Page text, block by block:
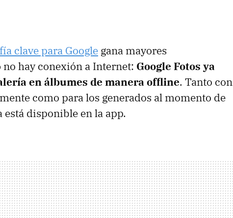
clave para Google gana mayores
hay conexión a Internet: Google Fotos ya
en álbumes de manera offline. Tanto con
como para los generados al momento de
disponible en la app.